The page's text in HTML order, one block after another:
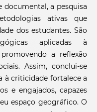
a pesquisa
ativas que
dos estudantes. São
aplicadas à
a reflexão
Assim, conclui-se
à criticidade fortalece a
e engajados, capazes
espaço geográfico. O